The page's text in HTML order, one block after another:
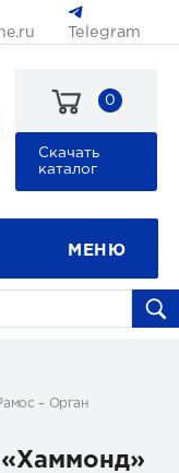
Telegram
0
Скачать
каталог
МЕНЮ
‎– Орган
«Хаммонд»